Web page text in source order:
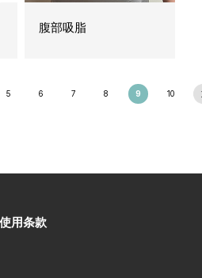
腹部吸脂
5 6 7 8 9 10
使用条款